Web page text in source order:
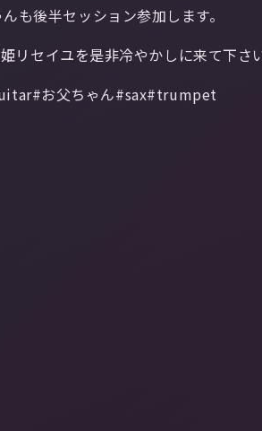
も後半セッション参加します。
リセイユを是非冷やかしに来て下さ
お父ちゃん#sax#trumpet